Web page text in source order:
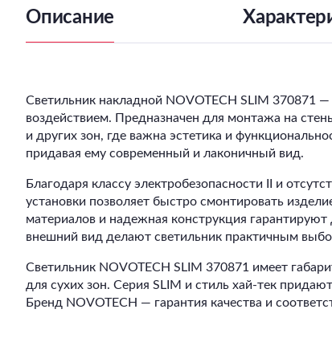
Описание
Светильник накладной NOVOTECH SLIM 370871
воздействием. Предназначен для монтажа на
и других зон, где важна эстетика и
придавая ему современный и лаконичный вид.
Благодаря классу электробезопасности II и
установки позволяет быстро смонтировать
материалов и надежная конструкция
внешний вид делают светильник практичным
Светильник NOVOTECH SLIM 370871 имеет
для сухих зон. Серия SLIM и стиль хай-тек
Бренд NOVOTECH — гарантия качества и